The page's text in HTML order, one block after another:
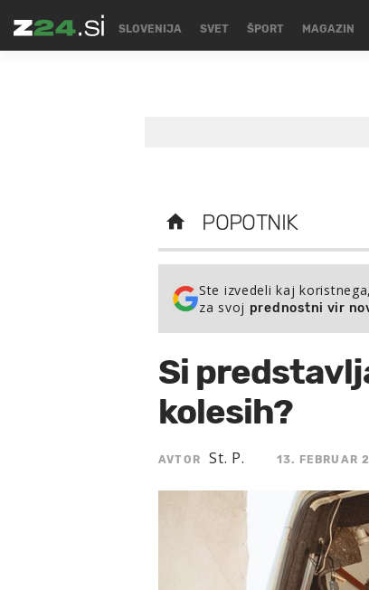
SLOVENIJA SVET ŠPORT MAGAZIN
POPOTNIK
Ste izvedeli kaj
za svoj prednostni vir
Si
kolesih?
AVTOR St. P. 13. FEBRUAR